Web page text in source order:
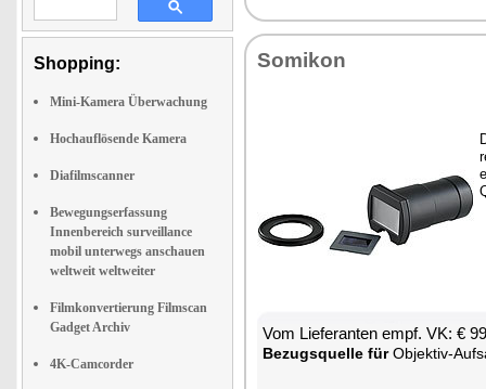
Shopping:
Mini-Kamera Überwachung
Hochauflösende Kamera
Diafilmscanner
Bewegungserfassung
Innenbereich surveillance
mobil unterwegs anschauen
weltweit weltweiter
Filmkonvertierung Filmscan
Gadget Archiv
4K-Camcorder
So­mi­kon
Vom Lie­fe­ran­ten empf. VK: €
Be­zugs­quel­le fürOb­jek­tiv-